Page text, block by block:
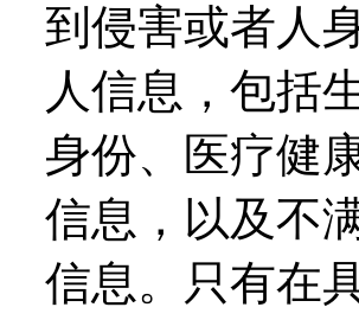
到侵害或者人
人信息，包括
身份、医疗健
信息，以及不
信息。只有在